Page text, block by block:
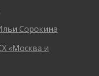
Сорокина
«Москва и